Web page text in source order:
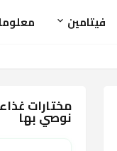
فيتامين
مختارات
نوصي بها